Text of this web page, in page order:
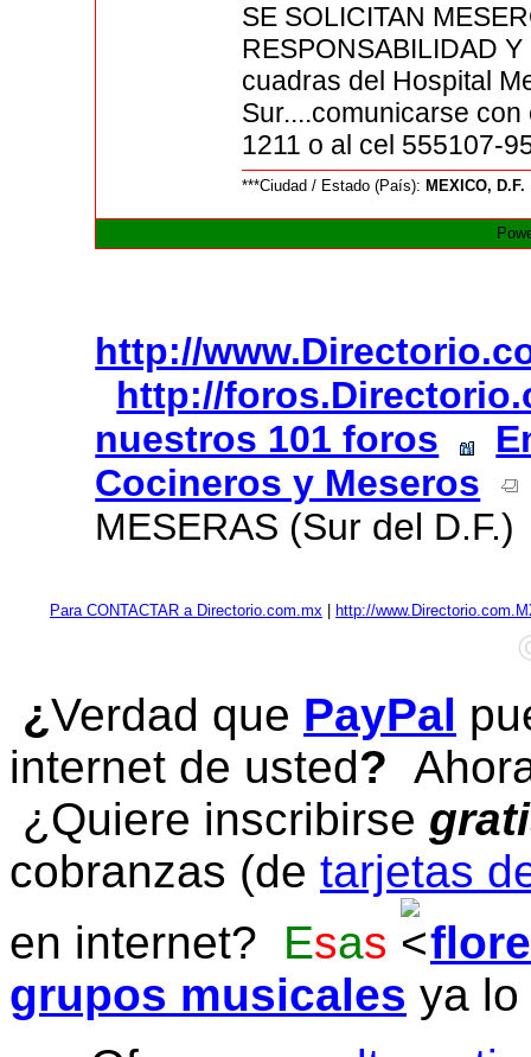
SE SOLICITAN
RESPONSABILIDAD
cuadras del Hospital
Sur....comunicarse
1211 o al cel 555107-
***Ciudad / Estado (País): MEXICO, D.F.
http://
http://
nuestros 101 foros
Cocineros y Meseros
MESERAS (Sur del D.F.)
Para CONTACTAR a Directorio.com.mx http://
¿Verdad que PayPal
internet de usted?
¿Quiere inscribirse
cobranzas (de tarjetas
en internet? Esas
grupos musicales ya